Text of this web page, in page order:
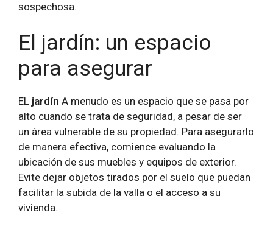
sospechosa.
El jardín: un espacio
para asegurar
EL jardín A menudo es un espacio que se pasa por
alto cuando se trata de seguridad, a pesar de ser
un área vulnerable de su propiedad. Para asegurarlo
de manera efectiva, comience evaluando la
ubicación de sus muebles y equipos de exterior.
Evite dejar objetos tirados por el suelo que puedan
facilitar la subida de la valla o el acceso a su
vivienda.